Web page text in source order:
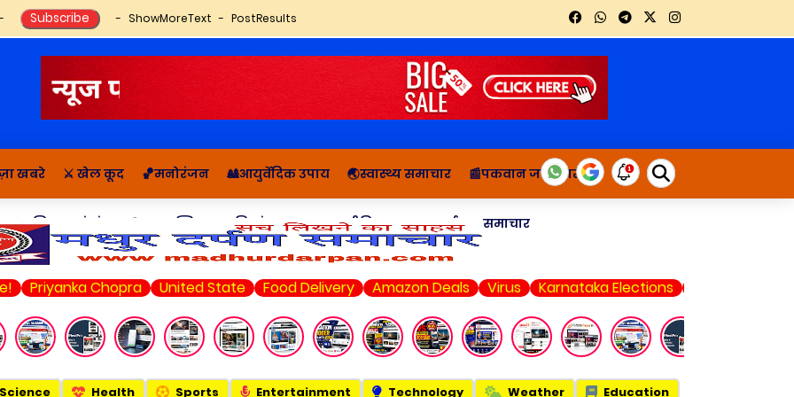
ShowMoreText PostResults
खबरे ⚔️ खेल कूद 🏀मनोरंजन 🎎आयुर्वेदिक उपाय 🌏स्वास्थ्य समाचार 📰पकवान जानकारी
🔬राशिफल, पंचांग 📚आध्यात्मिक कहानियां व ज्ञान राजनीति समाचार दुर्घटना समाचार
Chopra United State Food Delivery Amazon Deals Virus Karnataka Elections Web Series
Science Health Sports Entertainment Technology Weather Education